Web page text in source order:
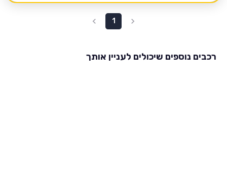
1
רכבים נוספים שיכולים לעניין אותך